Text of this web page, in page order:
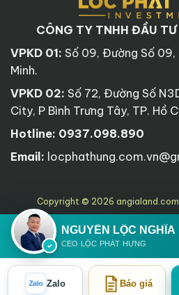
CÔNG TY TNHH ĐẦU TƯ
VPKD 01: Số 09, Đường Số 09,
Minh.
VPKD 02: Số 72, Đường Số
City, P Bình Trưng Tây, TP. Hồ
Hotline: 0937.098.890
Email:
Copyright © 2026
NGUYỄN LỘC NGHĨA
CEO LỘC PHÁT HƯNG
Zalo Zalo Báo giá